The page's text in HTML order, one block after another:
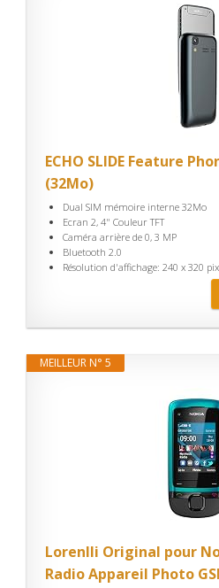
ECHO SLIDE Feature
(32Mo)
Dual SIM mémoire interne 32Mo
Ecran 2, 4" Couleur TFT
Caméra arrière de 0, 3 MP
Bluetooth 2.0
Résolution d'affichage: 240 x 320
MEILLEUR N° 5
Lorenlli Original pour
Radio Appareil Photo